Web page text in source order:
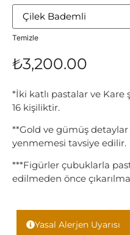
Temizle
₺3,200.00
*İki katlı pastalar ve
16 kişiliktir.
**Gold ve gümüş
yenmemesi tavsiye edilir.
***Figürler çubuklarla
edilmeden önce
Yasal Alerjen Uyarısı